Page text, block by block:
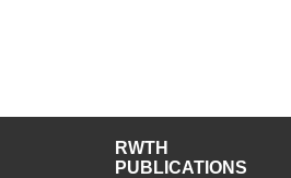
RWTH
PUBLICATIONS